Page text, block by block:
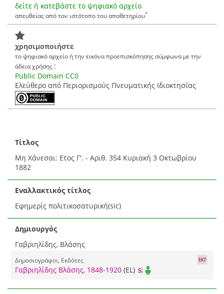
δείτε ή κατεβάστε το ψηφιακό αρχείο
απευθείας από τον ιστότοπο του αποθετηρίου*
χρησιμοποιήστε
το ψηφιακό αρχείο ή την εικόνα προεπισκόπησης σύμφωνα με την
άδεια χρήσης :
Public Domain CC0
Ελεύθερο από Περιορισμούς Πνευματικής Ιδιοκτησίας
Τίτλος
Μη Χάνεσαι: Ετος Γ'. - Αριθ. 354 Κυριακή 3 Οκτωβρίου
1882
Εναλλακτικός τίτλος
Εφημερίς πολιτικοσατυρική(sic)
Δημιουργός
Γαβριηλίδης, Βλάσης
Δημοσιογράφοι, Εκδότες
Γαβριηλίδης Βλάσης, 1848-1920 (EL)